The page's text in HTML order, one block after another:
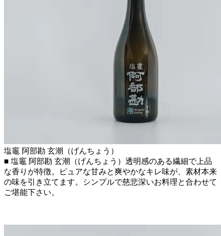
塩竈 阿部勘 玄潮（げんちょう）
■ 塩竈 阿部勘 玄潮（げんちょう）透明感のある繊細で上品
な香りが特徴。ピュアな甘みと爽やかなキレ味が、素材本来
の味を引き立てます。シンプルで慈悲深いお料理と合わせて
ご堪能下さい。